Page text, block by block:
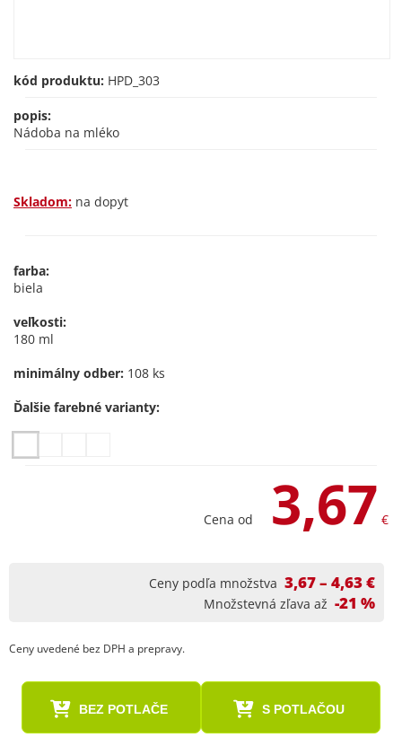
kód produktu: HPD_303
popis:
Nádoba na mléko
Skladom: na dopyt
farba:
biela
veľkosti:
180 ml
minimálny odber: 108 ks
Ďalšie farebné varianty:
Cena od 3,67 €
Ceny podľa množstva 3,67 – 4,63 €
Množstevná zľava až -21 %
Ceny uvedené bez DPH a prepravy.
BEZ POTLAČE S POTLAČOU